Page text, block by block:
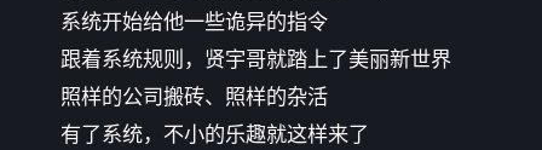
系统开始给他一些诡异的指令
跟着系统规则，贤宇哥就踏上了美丽新世界
照样的公司搬砖、照样的杂活
有了系统，不小的乐趣就这样来了